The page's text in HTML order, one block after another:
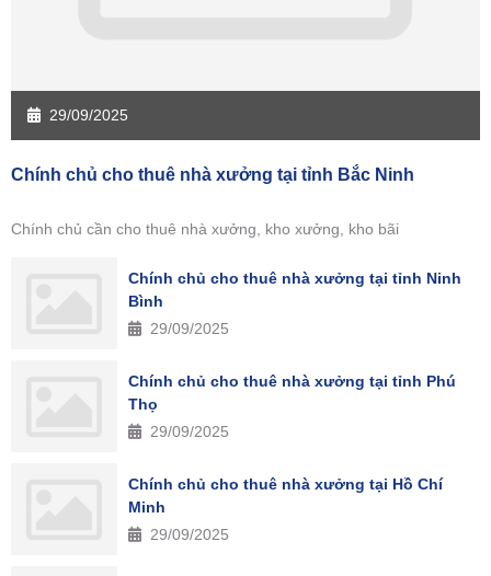
29/09/2025
Chính chủ cho thuê nhà xưởng tại tỉnh Bắc Ninh
Chính chủ cần cho thuê nhà xưởng, kho xưởng, kho bãi
Chính chủ cho thuê nhà xưởng tại tỉnh Ninh
Bình
29/09/2025
Chính chủ cho thuê nhà xưởng tại tỉnh Phú
Thọ
29/09/2025
Chính chủ cho thuê nhà xưởng tại Hồ Chí
Minh
29/09/2025